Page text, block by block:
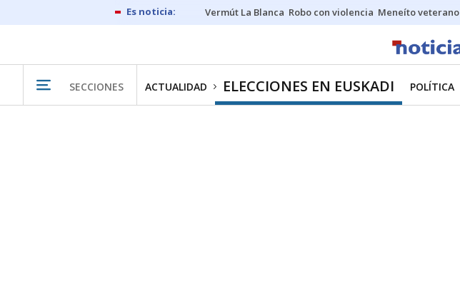
Vermút La Blanca Robo con violencia Meneíto veterano
SECCIONES ACTUALIDAD ELECCIONES EN EUSKADI POLÍTICA